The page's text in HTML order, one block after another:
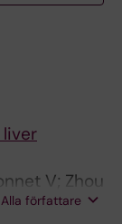
V; Zhou
Nogueira
Alla författare